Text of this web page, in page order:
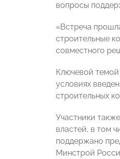
вопросы
«Встреча
строительные
совместного
Ключевой темой
условиях
строительных
Участники
властей, в том
поддержано
Минстрой